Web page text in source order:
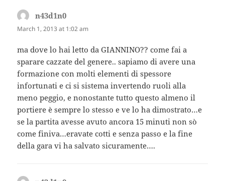
n43d1n0
March 1, 2013 at 1:02 am
ma dove lo hai letto da GIANNINO?? come fai a
sparare cazzate del genere.. sapiamo di avere una
formazione con molti elementi di spessore
infortunati e ci si sistema invertendo ruoli alla
meno peggio, e nonostante tutto questo almeno il
portiere è sempre lo stesso e ve lo ha dimostrato…e
se la partita avesse avuto ancora 15 minuti non sò
come finiva…eravate cotti e senza passo e la fine
della gara vi ha salvato sicuramente….